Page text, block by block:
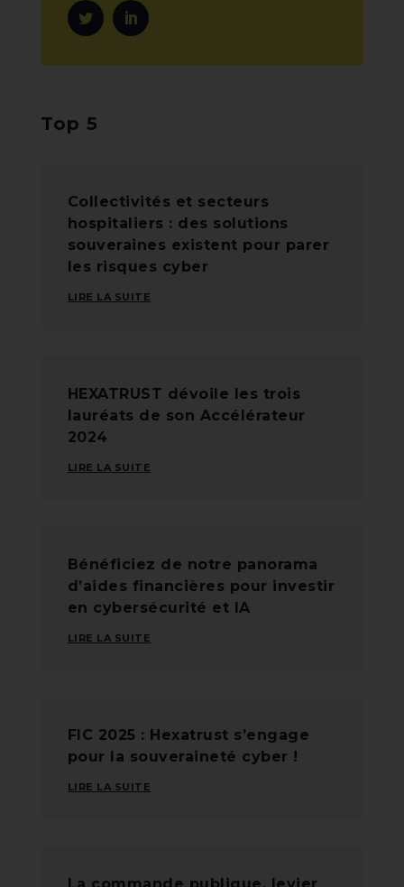
Top 5
Collectivités et secteurs
hospitaliers : des solutions
souveraines existent pour parer
les risques cyber
LIRE LA SUITE
HEXATRUST dévoile les trois
lauréats de son Accélérateur
2024
LIRE LA SUITE
Bénéficiez de notre panorama
d’aides financières pour investir
en cybersécurité et IA
LIRE LA SUITE
FIC 2025 : Hexatrust s’engage
pour la souveraineté cyber !
LIRE LA SUITE